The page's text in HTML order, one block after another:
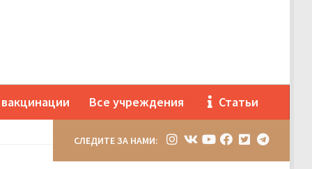
вакцинации Все учреждения Статьи
СЛЕДИТЕ ЗА НАМИ: